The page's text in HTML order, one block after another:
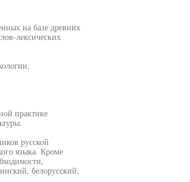
на базе древних
лексических
практике
русской
языка. Кроме
белорусский,